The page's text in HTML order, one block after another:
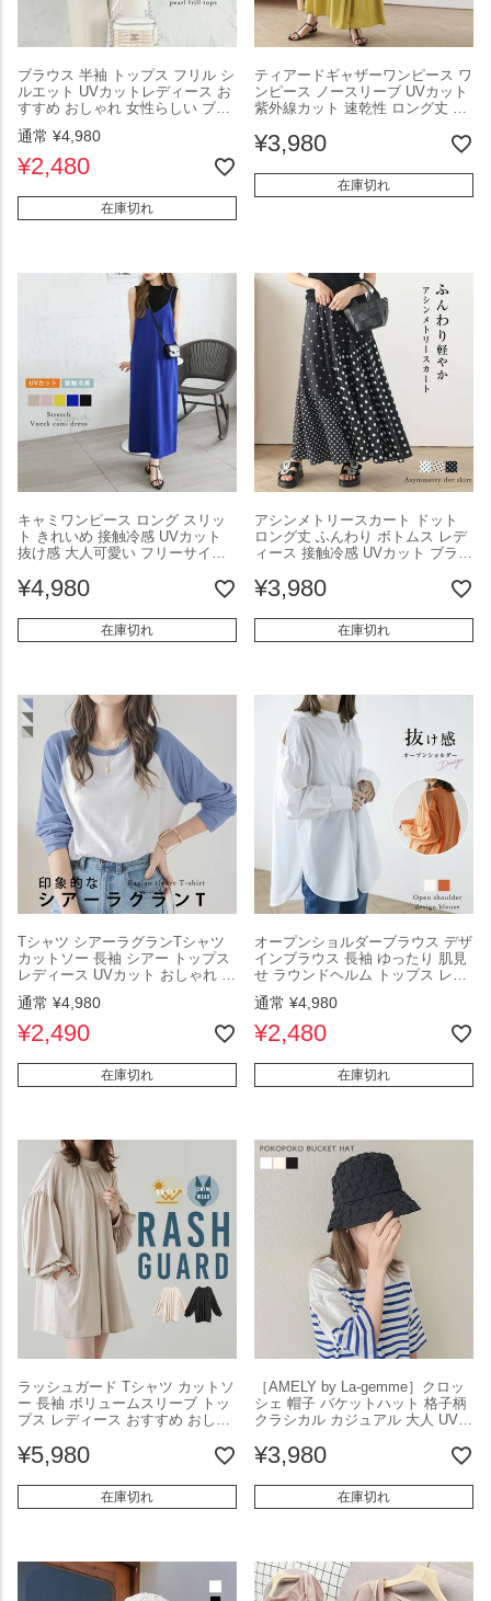
ブラウス 半袖 トップス フリル シ
ルエット UVカットレディース お
すすめ おしゃれ 女性らしい ブラ
ック フリーサイズ メール便 2025
春夏新作 【lstp303-337】【即
納：1-5営業日】【送料無料】ユ込
3
通常 ¥4,980
¥2,480
在庫切れ
ティアードギャザーワンピース ワ
ンピース ノースリーブ UVカット
紫外線カット 速乾性 ロング丈 レ
薄手 おすすめ おしゃれ ブラック
2025春夏新作 【lswp301-303】
【即納：1-5営業日】【送料無料】
¥3,980
在庫切れ
キャミワンピース ロング スリッ
ト きれいめ 接触冷感 UVカット
抜け感 大人可愛い フリーサイズ
556】【即納：1-5営業日】【送料
無料】ユ込3
¥4,980
在庫切れ
アシンメトリースカート ドット
ロング丈 ふんわり ボトムス レデ
ィース 接触冷感 UVカット ブラッ
【lssk301-427】【即納：1-5営業
日】【送料無料】ユ込3
¥3,980
在庫切れ
Tシャツ シアーラグランTシャツ
カットソー 長袖 シアー トップス
レディース UVカット おしゃれ ホ
ワイト フリーサイズ 2025秋新作
【lstp302-341】【即納：1-5営業
日】【送料無料】ユ込2
通常 ¥4,980
¥2,490
在庫切れ
オープンショルダーブラウス デザ
インブラウス 長袖 ゆったり 肌見
せ ラウンドヘルム トップス レデ
ィース UVカット おしゃれ ホワイ
ト フリーサイズ メール便 2025春
夏新作 【lstp301-341】【即納：1-
5営業日】【送料無料】ユ込3
通常 ¥4,980
¥2,480
在庫切れ
ラッシュガード Tシャツ カットソ
ー 長袖 ボリュームスリーブ トッ
プス レディース おすすめ おしゃ
リーサイズ メール便 2025秋新作
【lstp205-391】【即納：1-5営業
日】【送料無料】メ込2
¥5,980
在庫切れ
［AMELY by La-gemme］クロッ
シェ 帽子 バケットハット 格子柄
クラシカル カジュアル 大人 UVカ
リゾート 旅行 ナチュラル 日よけ
レディース 韓国ファッション
【azk206-064】【即納：1-5営業
日】【送料無料】メ込2
¥3,980
在庫切れ